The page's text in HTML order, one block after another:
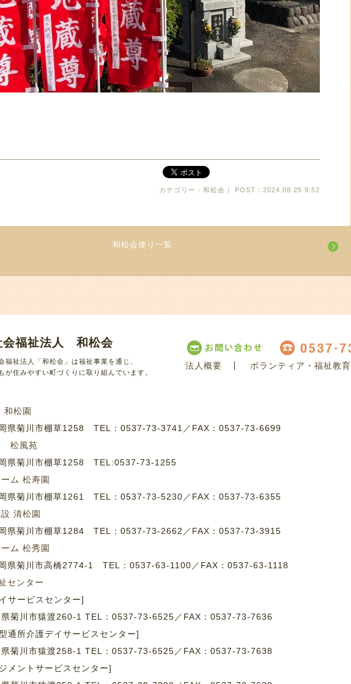
カテゴリー：和松会｜ POST：2024.08.25 9:52
和松会便り一覧
会福祉法人 和松会
福祉法人「和松会」は福祉事業を通じ、
が住みやすい町づくりに取り組んでいます。
法人概要 ボランティア・福祉教育
和松園
県菊川市棚草1258 TEL：0537-73-3741 ／ FAX：0537-73-6699
松風苑
県菊川市棚草1258 TEL:0537-73-1255
ム 松寿園
県菊川市棚草1261 TEL：0537-73-5230 ／ FAX：0537-73-6355
清松園
県菊川市棚草1284 TEL：0537-73-2662 ／ FAX：0537-73-3915
ム 松秀園
県菊川市高橋2774-1 TEL：0537-63-1100 ／ FAX：0537-63-1118
センター
サービスセンター]
菊川市猿渡260-1 TEL：0537-73-6525／FAX：0537-73-7636
通所介護デイサービスセンター]
菊川市猿渡258-1 TEL：0537-73-6525／FAX：0537-73-7638
メントサービスセンター]